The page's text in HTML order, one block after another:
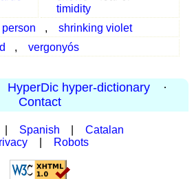
timidity
,
shrinking violet
, vergonyós
HyperDic hyper-dictionary
·
Contact
Spanish
Catalan
Robots